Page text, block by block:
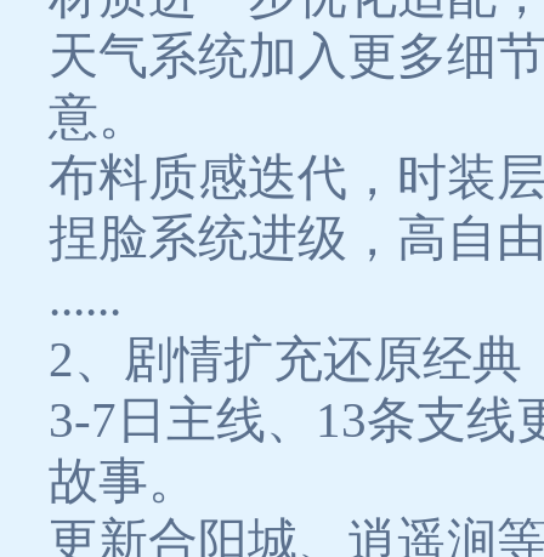
天气系统加入更多细
意。
布料质感迭代，时装
捏脸系统进级，高自
......
2、剧情扩充还原经典
3-7日主线、13条支
故事。
更新合阳城、逍遥涧